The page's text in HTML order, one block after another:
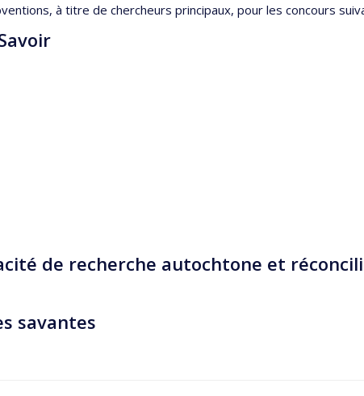
à titre de chercheurs principaux, pour les concours
de recherche autochtone et
savantes